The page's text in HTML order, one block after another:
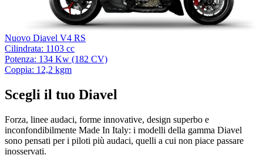
Nuovo Diavel V4 RS
Cilindrata: 1103 cc
Potenza: 134 Kw (182 CV)
Coppia: 12,2 kgm
Scegli il tuo Diavel
Forza, linee audaci, forme innovative, design superbo e
inconfondibilmente Made In Italy: i modelli della gamma Diavel
sono pensati per i piloti più audaci, quelli a cui non piace passare
inosservati.